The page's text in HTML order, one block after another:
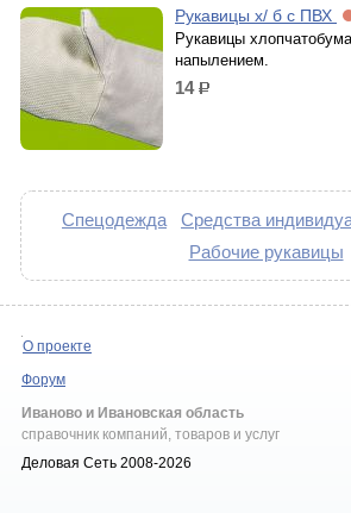
Рукавицы х/ б с ПВХ
Рукавицы
напылением.
14р.
Спецодежда
Средства
Рабочие рукавицы
О проекте
Форум
Иваново и Ивановская область
справочник компаний, товаров и услуг
Деловая Сеть 2008-2026